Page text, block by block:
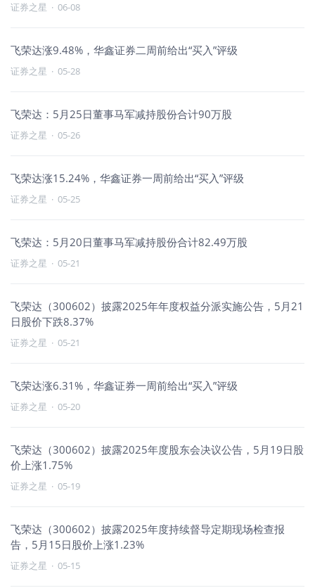
证券之星 · 06-08
飞荣达涨9.48%，华鑫证券二周前给出“买入”评级
证券之星 · 05-28
飞荣达：5月25日董事马军减持股份合计90万股
证券之星 · 05-26
飞荣达涨15.24%，华鑫证券一周前给出“买入”评级
证券之星 · 05-25
飞荣达：5月20日董事马军减持股份合计82.49万股
证券之星 · 05-21
飞荣达（300602）披露2025年年度权益分派实施公告，5月21
日股价下跌8.37%
证券之星 · 05-21
飞荣达涨6.31%，华鑫证券一周前给出“买入”评级
证券之星 · 05-20
飞荣达（300602）披露2025年度股东会决议公告，5月19日股
价上涨1.75%
证券之星 · 05-19
飞荣达（300602）披露2025年度持续督导定期现场检查报
告，5月15日股价上涨1.23%
证券之星 · 05-15